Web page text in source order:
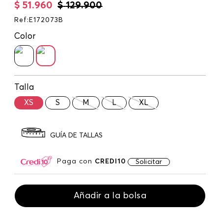
$ 129.900
$ 51 .960
Ref : E172073B
Color
Talla
XS S M L XL
GUÍA DE TALLAS
Paga con CREDI10 Solicitar
Añadir a la bolsa